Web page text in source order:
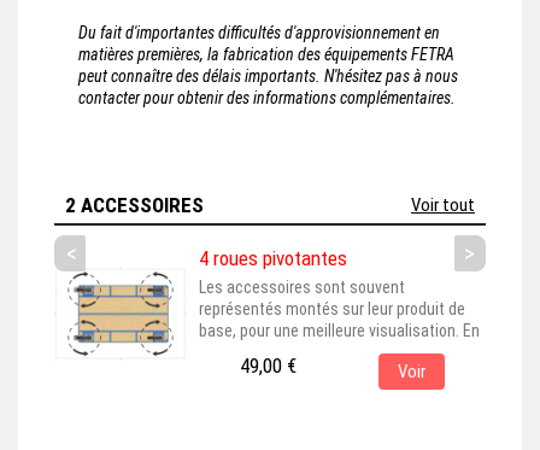
Du fait d'importantes difficultés d'approvisionnement en
matières premières, la fabrication des équipements FETRA
peut connaître des délais importants. N'hésitez pas à nous
contacter pour obtenir des informations complémentaires.
2 ACCESSOIRES Voir tout
< >
4 roues pivotantes
Les accessoires sont souvent
représentés montés sur leur produit de
base, pour une meilleure visualisation. En
choisissant cet accessoire, assurez-vous
qu'il est bien adapté au produit principal
que vous avez sélectionné. Cet
49,00 € Voir